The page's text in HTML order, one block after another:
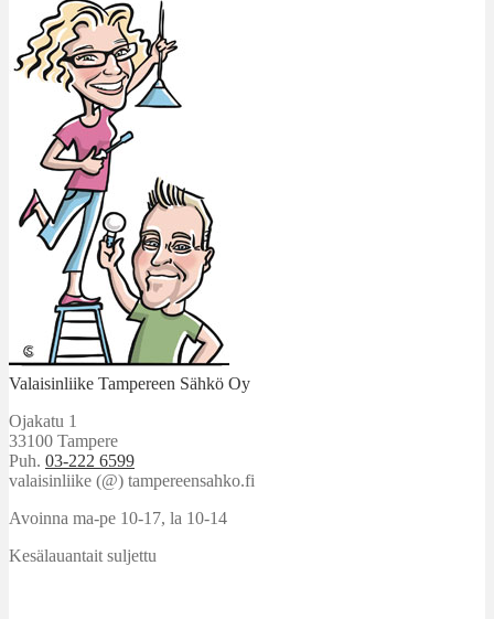
Valaisinliike Tampereen Sähkö Oy
Ojakatu 1
33100 Tampere
Puh. 03-222 6599
valaisinliike (@) tampereensahko.fi
Avoinna ma-pe 10-17, la 10-14
Kesälauantait suljettu